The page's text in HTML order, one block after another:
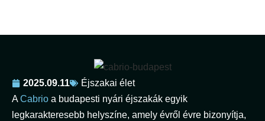
2025.09.11
Éjszakai élet
ACabrio a budapesti nyári éjszakák egyik
legkarakteresebb helyszíne, amely évről évre bizonyítja,